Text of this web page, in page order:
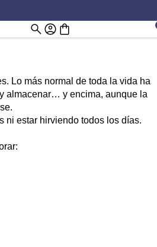
Lo más normal de toda la vida ha
almacenar… y encima, aunque la
ni estar hirviendo todos los días.